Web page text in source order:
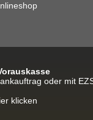
oder mit
klicken